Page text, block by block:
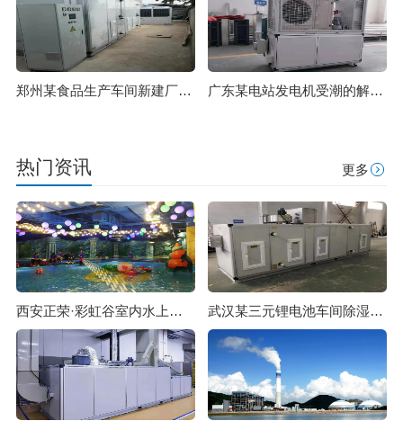
郑州某食品生产车间新建厂房净化 广东某电站发电机受潮的解决方案
热门资讯 更多
西安正荣·彩虹谷室内水上乐园 武汉某三元锂电池车间除湿系统